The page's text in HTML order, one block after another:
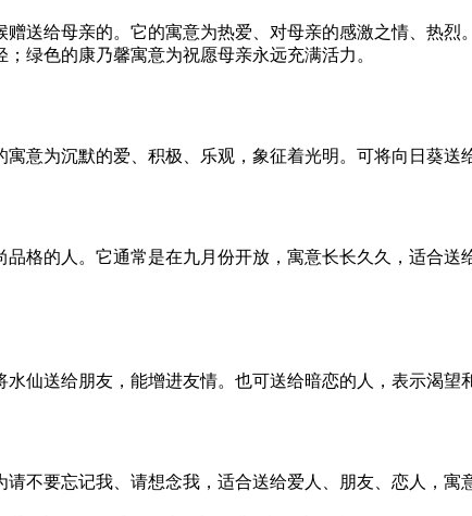
送给母亲的。它的寓意为热爱、对母亲的感激之情、热
绿色的康乃馨寓意为祝愿母亲永远充满活力。
意为沉默的爱、积极、乐观，象征着光明。可将向日葵送
格的人。它通常是在九月份开放，寓意长长久久，适合
仙送给朋友，能增进友情。也可送给暗恋的人，表示渴望
不要忘记我、请想念我，适合送给爱人、朋友、恋人，寓